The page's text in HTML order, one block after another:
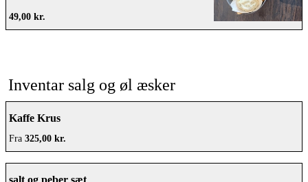
49,00 kr.
Inventar salg og øl æsker
Kaffe Krus
Fra 325,00 kr.
salt og peber sæt